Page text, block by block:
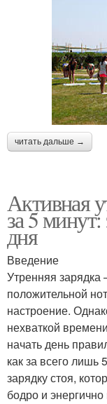
читать дальше →
Активная
за 5
дня
Введение
Утренняя зарядка
положительной
настроение.
нехваткой
начать день
как за всего лишь
зарядку стоя,
бодро и